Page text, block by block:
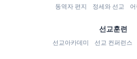
동역자 편지
정세와 선교
선교훈련
선교아카데미 선교 컨퍼런스